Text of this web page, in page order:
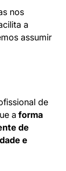
nos
a
assumir
de
a forma
de
e